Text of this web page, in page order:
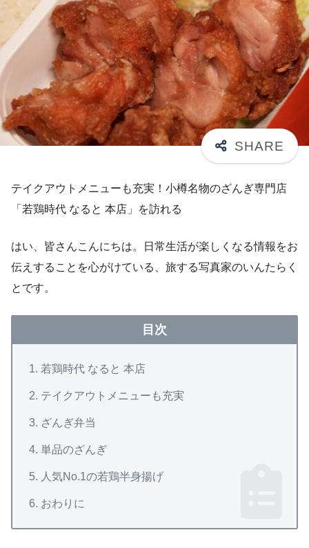
テイクアウトメニューも充実！小樽名物のざんぎ専門店
「若鶏時代 なると 本店」を訪れる
はい、皆さんこんにちは。日常生活が楽しくなる情報をお
伝えすることを心がけている、旅する写真家のいんたらく
とです。
目次
若鶏時代 なると 本店
テイクアウトメニューも充実
ざんぎ弁当
単品のざんぎ
人気No.1の若鶏半身揚げ
おわりに